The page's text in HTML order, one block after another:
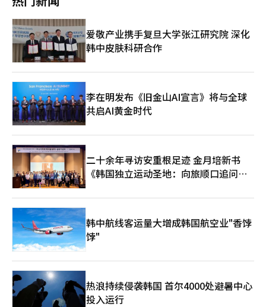
切沟通。※ 本报道经人工智能（AI）系统翻译与编辑。
协议外国家的依赖持续，可能面临新的供应链风险。因此，韩国应
从外交和安全以及产业竞争力的角度设计参与ATCM的战略。产业
研究院通商政策分析团队负责人金贤锡表示：“需要扩大与澳大利
亚、加拿大和东盟国家在矿山开发、冶炼、再资源化项目及长期采
还强调：“必须建立一个涵盖从采矿到冶炼、加工、材料和零部件
生产的价值链的全球生产基地，并在考虑市场扭曲可能性的情况
下，选择性和有条件地参与价格下限和基于AI的基准价格体系，同
时制定与战略储备、政策金融、税收和再资源化支持相结合的政策
组合。”※ 本报道经人工智能（AI）系统翻译与编辑。
在牛市中收益预期增大，但如果市场方向错误，损失也可能迅速扩
惕。作为卖空资金的借贷余额最近首次突破180兆韩元。随着股市
强势持续，试图进一步上涨的多头资金与为高点后的调整做准备的
空头资金同时增加。 证券界预计，企业业绩将成为未来KOSPI是否
继续上涨的关键变量。代信证券研究员李京敏表示：“在强劲的情
况下，直到领先的每股收益（EPS）增长趋势减弱之前，上涨趋势
可能会持续。”他还表示：“与其轻易限制KOSPI的上限，不如保
持进一步上涨的可能性。”※ 本报道经人工智能（AI）系统翻译与
编辑。
元增加到3.1073万亿韩元，增长8.5%。随着交易量的增加，手续
费和利息收入也随之增长。 然而，投资决策的责任和损失的负担
仍由个人承担，因此在进行衍生品交易时需谨慎。期货和期权等衍
生品是典型的杠杆产品，若方向错误，损失可能成倍增加。信用交
易也存在类似风险。 据国会政务委员会议员许英办公室透露，从
2020年至2024年，个人投资者在国内衍生品市场的累计损失约为
3.667万亿韩元。尽管这五年中每年都有损失，但2025年上半年实
现了3263亿韩元的收益。许英议员表示，“满足条件的投资者可
能误以为已做好高风险交易的准备，从而进行过度投机。需要关注
证券公司通过促销活动激发的投机心理。” 另一方面，金融当局
对场内衍生品尚未提出特别警告。虽然去年底和今年初对杠杆ETF
和海外衍生交易的风险进行了提示，但对国内场内衍生品没有特别
对计划。由于场内衍生品是经过培训的投资者进行交易的，与普通
人交易的ETF等有不同之处。”※ 本报道经人工智能（AI）系统翻
译与编辑。
爱敬产业携手复旦大学张江研究院 深化
韩中皮肤科研合作
李在明发布《旧金山AI宣言》将与全球
共启AI黄金时代
二十余年寻访安重根足迹 金月培新书
《韩国独立运动圣地：向旅顺口追问历
韩中航线客运量大增成韩国航空业"香饽
饽"
热浪持续侵袭韩国 首尔4000处避暑中心
投入运行